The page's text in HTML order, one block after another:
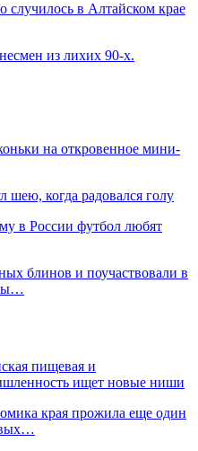
случилось в Алтайском крае
из лихих 90-х.
на откровенное мини-
шею, когда радовался голу
в России футбол любят
блинов и поучаствовали в
пищевая и
ищет новые ниши
края прожила еще один